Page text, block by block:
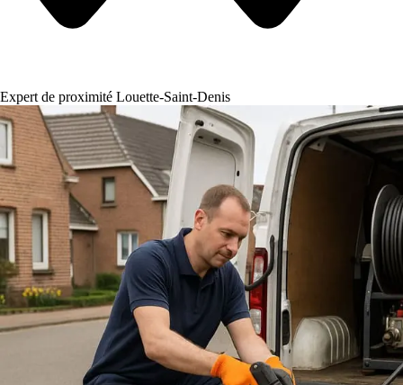
Expert de proximité Louette-Saint-Denis